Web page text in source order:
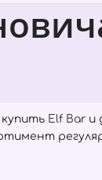
Elf Bar и